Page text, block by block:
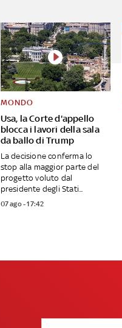
Usa, la Corte d'appello
blocca i lavori della sala
da ballo di Trump
MONDO
La decisione conferma lo
stop alla maggior parte del
progetto voluto dal
presidente degli Stati...
07 ago - 17:42